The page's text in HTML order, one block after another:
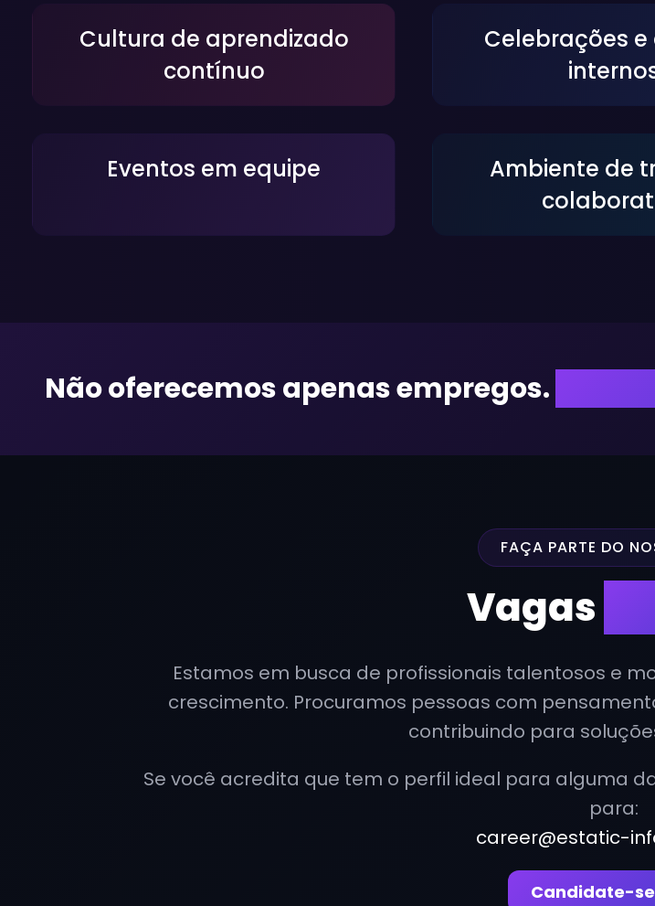
Cultura de aprendizado
contínuo
Celebrações e
Eventos em equipe
Ambiente de
Não oferecemos apenas empregos.
FAÇA PARTE DO
Vagas
Estamos em busca de profissionais talentosos e
crescimento. Procuramos pessoas com
contribuindo para
Se você acredita que tem o perfil ideal para alguma
para:
career@estatic-
Candidate-